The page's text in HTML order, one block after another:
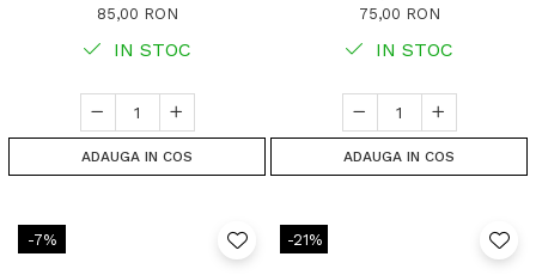
85,00 RON
IN STOC
ADAUGA IN COS
75,00 RON
IN STOC
ADAUGA IN COS
-7% -21%